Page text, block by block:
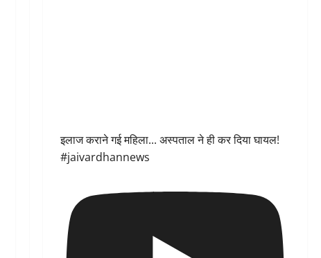
इलाज कराने गई महिला... अस्पताल ने ही कर दिया घायल!
#jaivardhannews